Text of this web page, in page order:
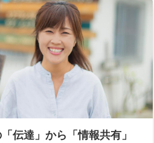
伝達」から「情報共有」